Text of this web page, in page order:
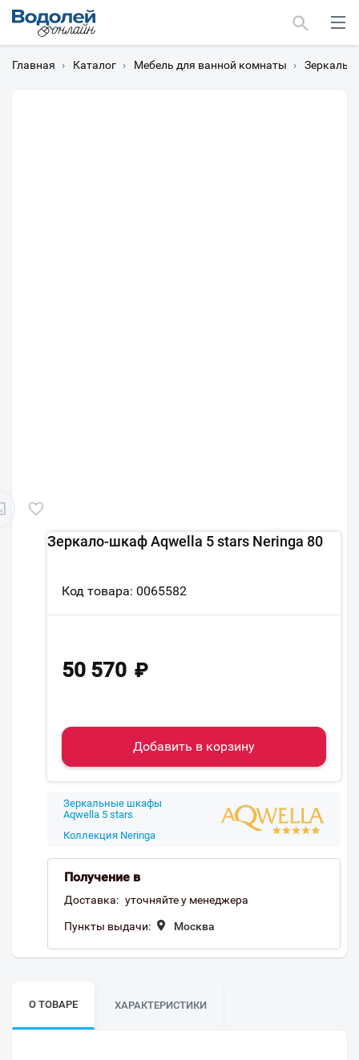
Главная › Каталог › Мебель для ванной комнаты ›
Зеркало-шкаф Aqwella 5 stars Neringa 80
Код товара: 0065582
50 570 ₽
Добавить в корзину
Зеркальные шкафы
Aqwella 5 stars
Коллекция Neringa
Получение в
Доставка: уточняйте у менеджера
Пункты выдачи: Москва
О ТОВАРЕ ХАРАКТЕРИСТИКИ